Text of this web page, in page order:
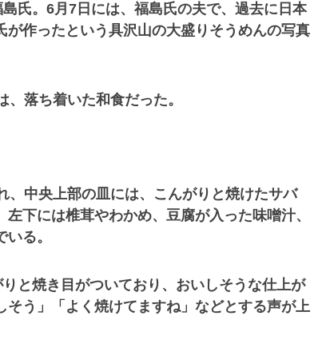
氏。6月7日には、福島氏の夫で、過去に日本
作ったという具沢山の大盛りそうめんの写真
落ち着いた和食だった。
、中央上部の皿には、こんがりと焼けたサバ
下には椎茸やわかめ、豆腐が入った味噌汁、
る。
と焼き目がついており、おいしそうな仕上が
う」「よく焼けてますね」などとする声が上